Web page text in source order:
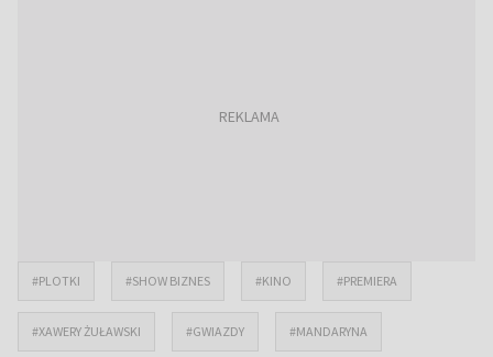
#PLOTKI #SHOW BIZNES #KINO #PREMIERA
#XAWERY ŻUŁAWSKI #GWIAZDY #MANDARYNA